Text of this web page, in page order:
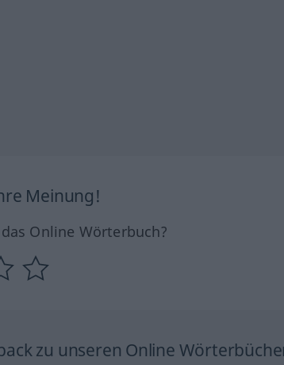
Meinung!
Online Wörterbuch?
zu unseren Online